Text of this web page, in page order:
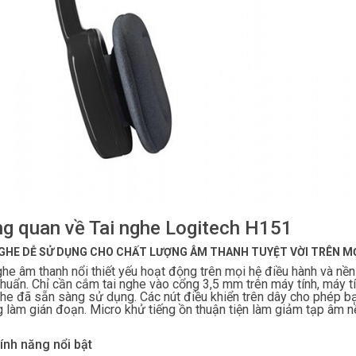
quan về Tai nghe Logitech H151
DỄ SỬ DỤNG CHO CHẤT LƯỢNG ÂM THANH TUYỆT VỜI TRÊN
âm thanh nổi thiết yếu hoạt động trên mọi hệ điều hành và
Chỉ cần cắm tai nghe vào cổng 3,5 mm trên máy tính,
đã sẵn sàng sử dụng. Các nút điều khiển trên dây cho phép
làm gián đoạn. Micro khử tiếng ồn thuận tiện làm giảm tạp âm
năng nổi bật